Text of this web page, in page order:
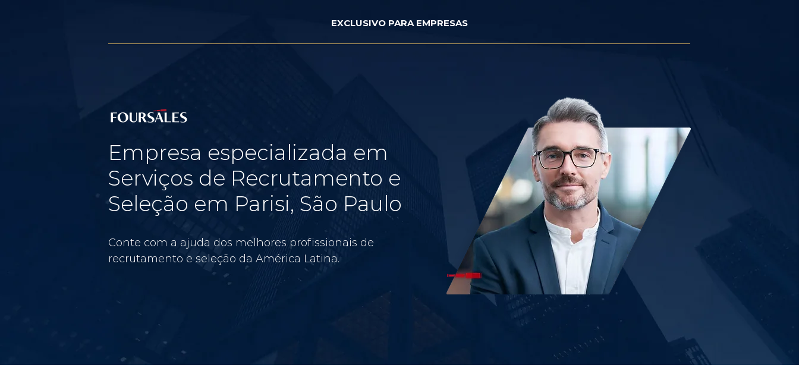
EXCLUSIVO PARA EMPRESAS
Empresa especializada em
Serviços de Recrutamento e
Seleção em Parisi, São Paulo
Conte com a ajuda dos melhores profissionais de
recrutamento e seleção da América Latina.